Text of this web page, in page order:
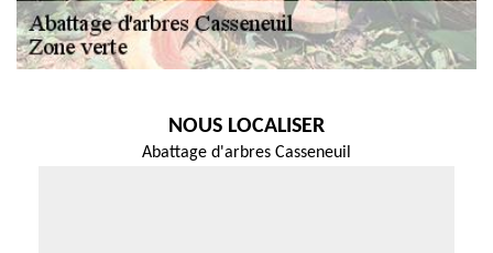
NOUS LOCALISER
Abattage d'arbres Casseneuil